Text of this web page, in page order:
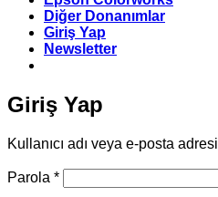
Diğer Donanımlar
Giriş Yap
Newsletter
Giriş Yap
Kullanıcı adı veya e-posta adresi
Parola *Gerekli